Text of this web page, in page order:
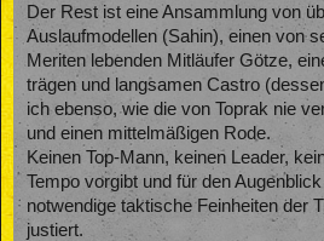
Der Rest ist eine Ansammlung von
Auslaufmodellen (Sahin), einen von
Meriten lebenden Mitläufer Götze,
trägen und langsamen Castro
ich ebenso, wie die von Toprak nie
und einen mittelmäßigen Rode.
Keinen Top-Mann, keinen Leader,
Tempo vorgibt und für den
notwendige taktische Feinheiten der
justiert.